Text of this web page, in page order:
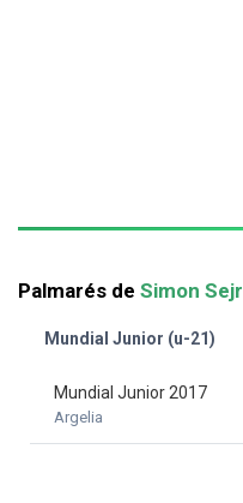
Palmarés de Simon Sejr
Mundial Junior (u-21)
Mundial Junior 2017
Argelia